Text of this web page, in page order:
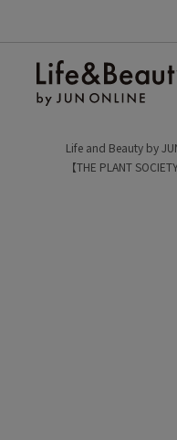
Life and Beauty by
【THE PLANT